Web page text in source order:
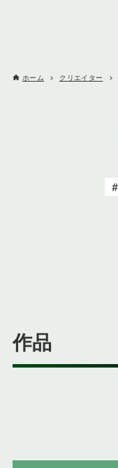
ホーム クリエイター
作品